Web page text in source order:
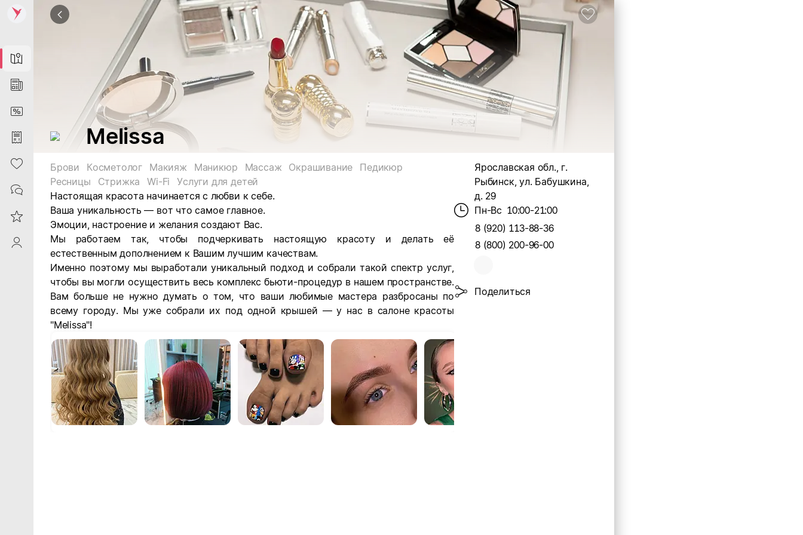
Map
News
DiscountCard
Purchases
Heart
Contacts
Reviews
ProfileSaby
Melissa
Брови Косметолог Макияж Маникюр Массаж Окрашивание
Педикюр
Ресницы
Стрижка Wi-Fi
Услуги для детей
Настоящая красота начинается с любви к себе.
Ваша уникальность — вот что самое главное.
Эмоции, настроение и желания создают Вас.
Мы работаем так, чтобы подчеркивать настоящую красоту и делать её
естественным дополнением к Вашим лучшим качествам.
Именно поэтому мы выработали уникальный подход и cобрали такой спектр услуг,
чтобы вы могли осуществить весь комплекс бьюти-процедур в нашем пространстве.
Вам больше не нужно думать о том, что ваши любимые мастера разбросаны по
всему городу. Мы уже собрали их под одной крышей — у нас в салоне красоты
"Melissa"!
Ярославская обл., г.
Рыбинск, ул. Бабушкина,
д. 29
Пн-Вс 10:00-21:00
8 (920) 113-88-36
8 (800) 200-96-00
Поделиться